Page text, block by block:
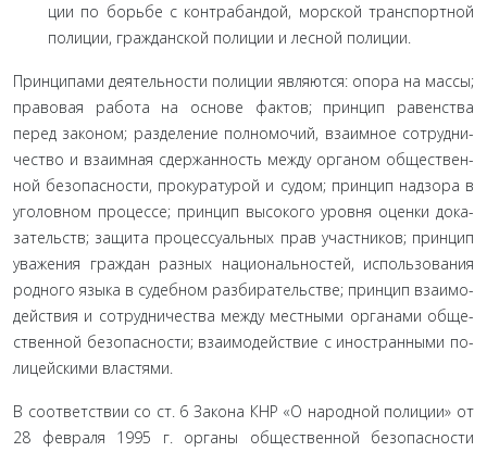
ции по борьбе с контрабандой, морской транспортной
поли­ции, гражданской полиции и лесной полиции.
Принципами деятельности полиции являются: опора на массы;
правовая работа на основе фактов; принцип равенства
перед законом; разделение полномочий, взаимное сотрудни­
чество и взаимная сдержанность между органом обществен­
ной безопасности, прокуратурой и судом; принцип надзора в
уголовном процессе; принцип высокого уровня оценки дока­
зательств; защита процессуальных прав участников; принцип
уважения граждан разных национальностей, использования
родного языка в судебном разбирательстве; принцип взаимо­
действия и сотрудничества между местными органами обще­
ственной безопасности; взаимодействие с иностранными по­
лицейскими властями.
В соответствии со ст. 6 Закона КНР «О народной поли­ции» от
28 февраля 1995 г. органы общественной безопасности